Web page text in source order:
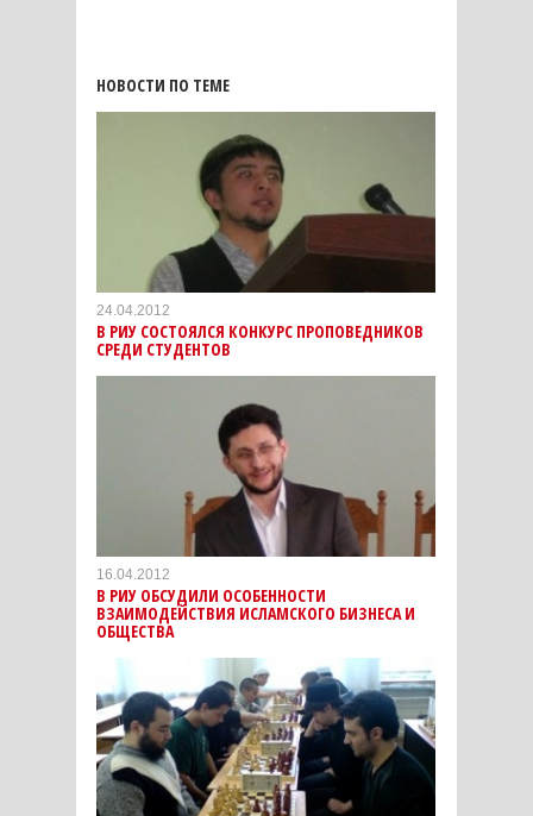
НОВОСТИ ПО ТЕМЕ
24.04.2012
В РИУ СОСТОЯЛСЯ КОНКУРС ПРОПОВЕДНИКОВ
СРЕДИ СТУДЕНТОВ
16.04.2012
В РИУ ОБСУДИЛИ ОСОБЕННОСТИ
ВЗАИМОДЕЙСТВИЯ ИСЛАМСКОГО БИЗНЕСА И
ОБЩЕСТВА